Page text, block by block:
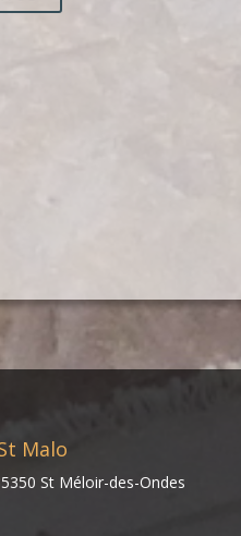
Malo
St Méloir-des-Ondes